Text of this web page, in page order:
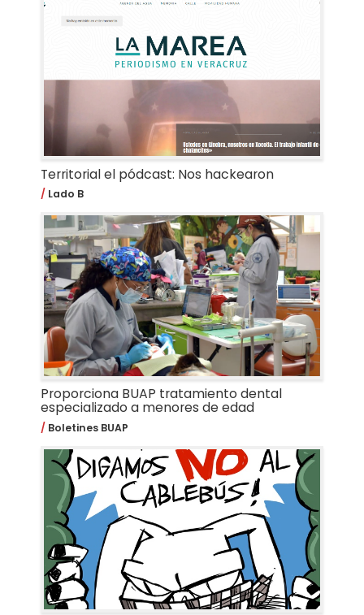
Territorial el pódcast: Nos hackearon
Lado B
Proporciona BUAP tratamiento dental
especializado a menores de edad
Boletines BUAP